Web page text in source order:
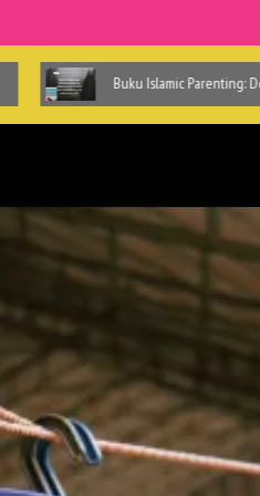
Buku Islamic Parenting: Dont be Angry Mom